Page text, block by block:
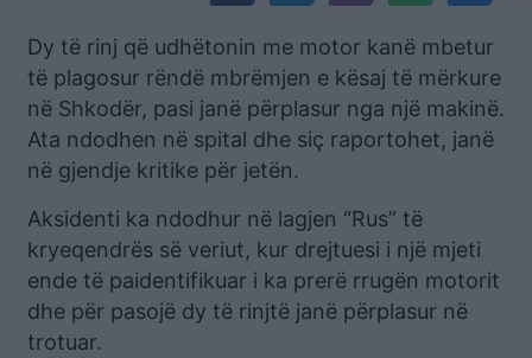
Dy të rinj që udhëtonin me motor kanë mbetur
të plagosur rëndë mbrëmjen e kësaj të mërkure
në Shkodër, pasi janë përplasur nga një makinë.
Ata ndodhen në spital dhe siç raportohet, janë
në gjendje kritike për jetën.
Aksidenti ka ndodhur në lagjen “Rus” të
kryeqendrës së veriut, kur drejtuesi i një mjeti
ende të paidentifikuar i ka prerë rrugën motorit
dhe për pasojë dy të rinjtë janë përplasur në
trotuar.